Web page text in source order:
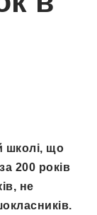
школі, що
200 років
не